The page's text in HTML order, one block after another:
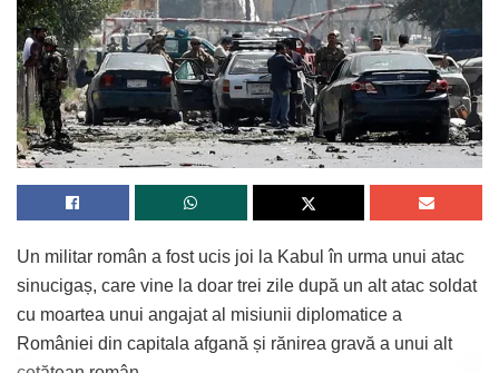
Un militar român a fost ucis joi la Kabul în urma unui atac
sinucigaș, care vine la doar trei zile după un alt atac soldat
cu moartea unui angajat al misiunii diplomatice a
României din capitala afgană și rănirea gravă a unui alt